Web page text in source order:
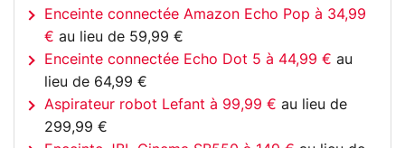
Enceinte connectée Amazon Echo Pop à 34,99
€ au lieu de 59,99 €
Enceinte connectée Echo Dot 5 à 44,99 € au
lieu de 64,99 €
Aspirateur robot Lefant à 99,99 € au lieu de
299,99 €